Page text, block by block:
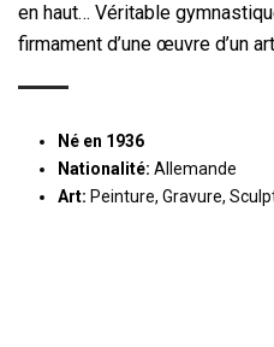
en haut… Véritable
firmament d’une œuvre d’un
Né en 1936
Nationalité: Allemande
Art: Peinture, Gravure,